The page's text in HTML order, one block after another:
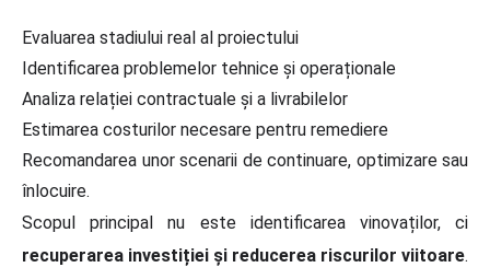
Evaluarea stadiului real al proiectului
Identificarea problemelor tehnice și operaționale
Analiza relației contractuale și a livrabilelor
Estimarea costurilor necesare pentru remediere
Recomandarea unor scenarii de continuare, optimizare sau
înlocuire.
Scopul principal nu este identificarea vinovaților, ci
recuperarea investiției și reducerea riscurilor viitoare.